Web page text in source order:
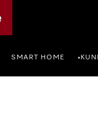
SMART HOME •